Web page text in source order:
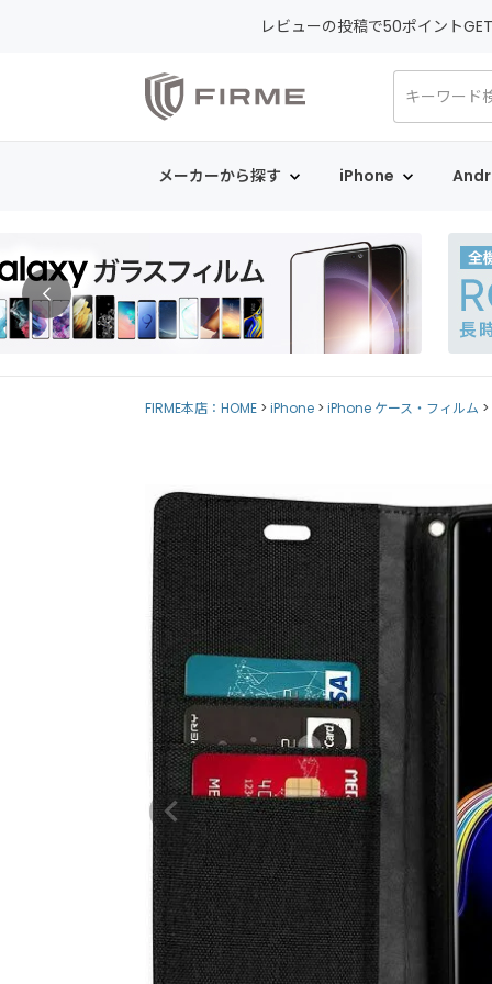
レビューの投稿で50ポイント
メーカーから探す iPhone
FIRME本店：HOME iPhone iPhone ケース・フィルム